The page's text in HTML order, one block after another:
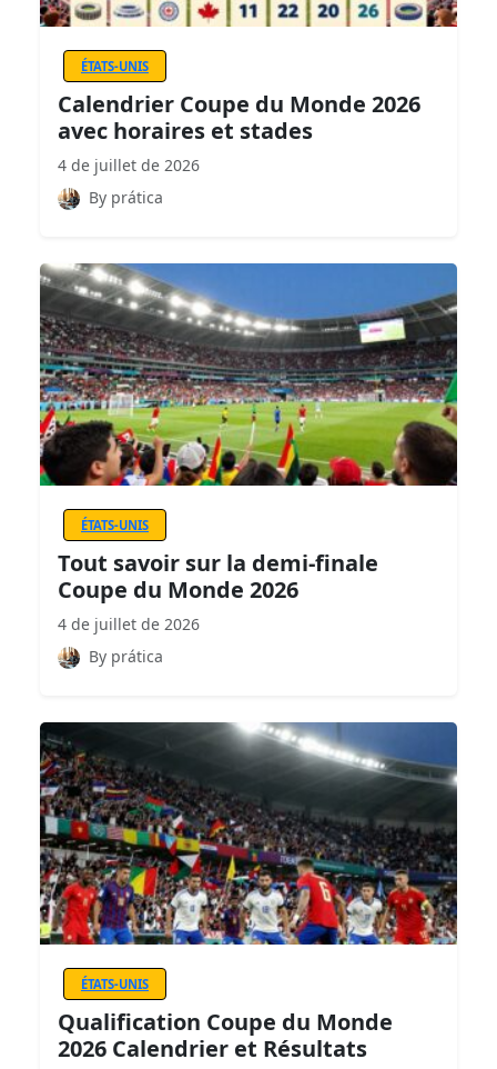
ÉTATS-UNIS
Calendrier Coupe du Monde 2026
avec horaires et stades
4 de juillet de 2026
By prática
ÉTATS-UNIS
Tout savoir sur la demi-finale
Coupe du Monde 2026
4 de juillet de 2026
By prática
ÉTATS-UNIS
Qualification Coupe du Monde
2026 Calendrier et Résultats